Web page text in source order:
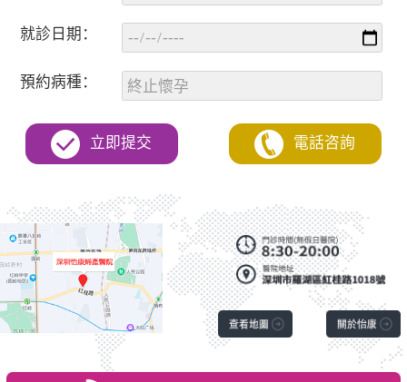
就診日期：
預約病種：
立即提交 電話咨詢